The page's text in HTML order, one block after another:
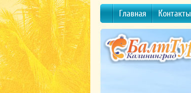
Главная Контакты